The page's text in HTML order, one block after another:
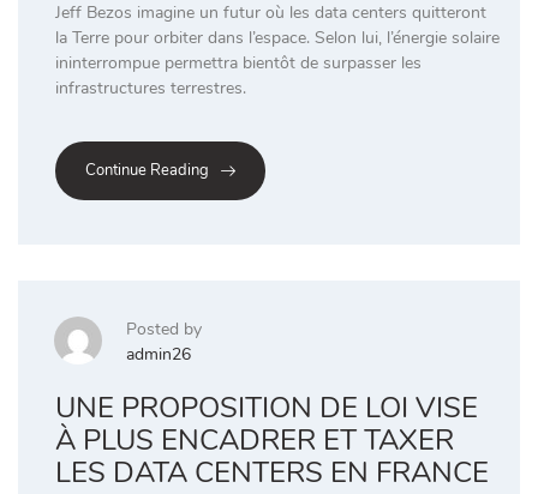
Jeff Bezos imagine un futur où les data centers quitteront
la Terre pour orbiter dans l’espace. Selon lui, l’énergie solaire
ininterrompue permettra bientôt de surpasser les
infrastructures terrestres.
Continue Reading
Posted by
admin26
UNE PROPOSITION DE LOI VISE
À PLUS ENCADRER ET TAXER
LES DATA CENTERS EN FRANCE